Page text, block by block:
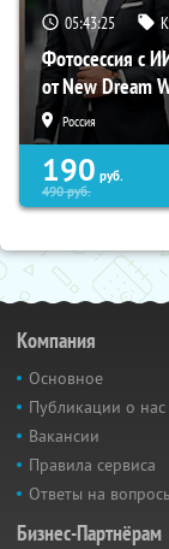
05:43:24
Фотосессия с
от New Dream
Россия
190 руб.
490руб.
Компания
Основное
Публикации о нас
Вакансии
Правила сервиса
Ответы на
Бизнес-Партнёрам